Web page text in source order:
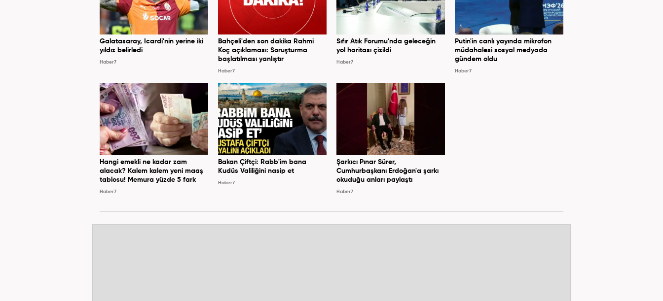
Galatasaray, Icardi'nin yerine iki
yıldız belirledi
Haber7
Bahçeli'den son dakika Rahmi
Koç açıklaması: Soruşturma
başlatılması yanlıştır
Haber7
Sıfır Atık Forumu'nda geleceğin
yol haritası çizildi
Haber7
Putin'in canlı yayında mikrofon
müdahalesi sosyal medyada
gündem oldu
Haber7
Hangi emekli ne kadar zam
alacak? Kalem kalem yeni maaş
tablosu! Memura yüzde 5 fark
Haber7
Bakan Çiftçi: Rabb'im bana
Kudüs Valiliğini nasip et
Haber7
Şarkıcı Pınar Sürer,
Cumhurbaşkanı Erdoğan'a şarkı
okuduğu anları paylaştı
Haber7